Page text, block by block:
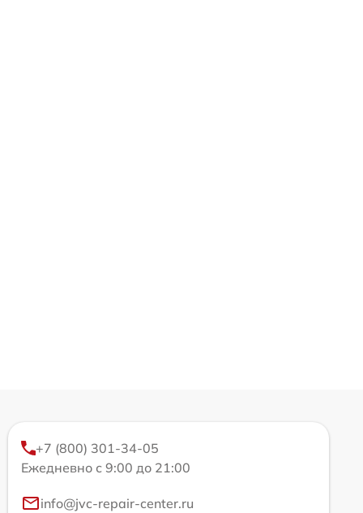
+7 (800) 301-34-05
Ежедневно с 9:00 до 21:00
info@jvc-repair-center.ru